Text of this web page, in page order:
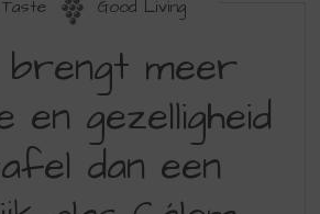
Good Living
brengt meer
en gezelligheid
dan een